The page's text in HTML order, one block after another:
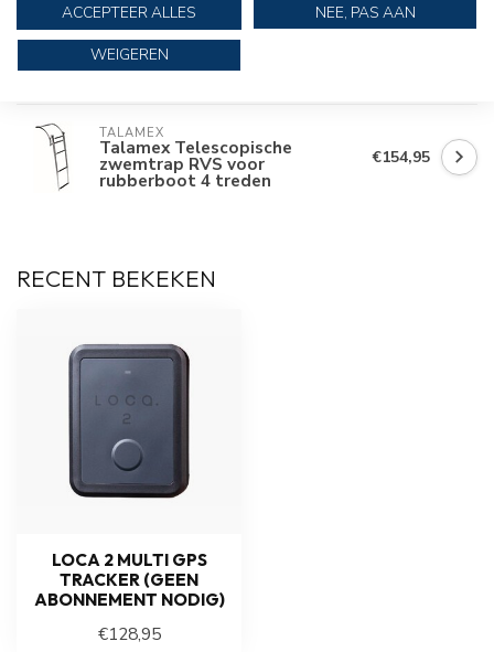
TALAMEX
Talamex Kussen voor aluminium
zitbank 90 cm
TALAMEX
Talamex Telescopische
zwemtrap RVS voor
rubberboot 4 treden
€154,95
RECENT BEKEKEN
LOCA 2 MULTI GPS
TRACKER (GEEN
ABONNEMENT NODIG)
€128,95
ACCEPTEER ALLES
NEE, PAS AAN
WEIGEREN